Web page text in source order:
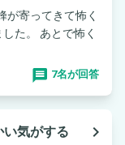
が寄ってきて怖く
で怖く
7名が回答
気がする
navigate_next